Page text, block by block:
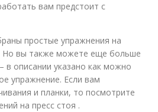
вам предстоит с
простые упражнения на
Но вы также можете еще больше
в описании указано как можно
упражнение. Если вам
и планки, то посмотрите
на пресс стоя .